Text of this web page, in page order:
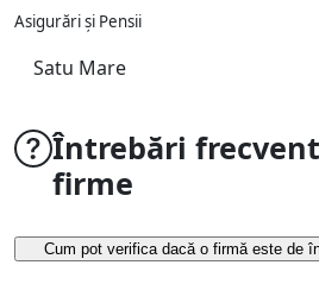
Asigurări și Pensii
Satu Mare
Întrebări
firme
Cum pot verifica dacă o firmă este de